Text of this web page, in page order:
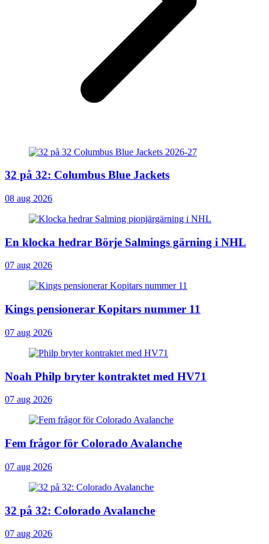
32 på 32: Columbus Blue Jackets
08 aug 2026
En klocka hedrar Börje Salmings gärning i NHL
07 aug 2026
Kings pensionerar Kopitars nummer 11
07 aug 2026
Noah Philp bryter kontraktet med HV71
07 aug 2026
Fem frågor för Colorado Avalanche
07 aug 2026
32 på 32: Colorado Avalanche
07 aug 2026